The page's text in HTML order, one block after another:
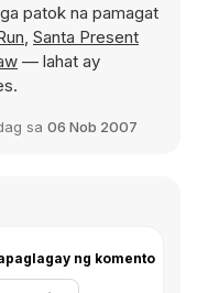
patok na pamagat
, Santa Present
— lahat ay
sa 06 Nob 2007
ng komento